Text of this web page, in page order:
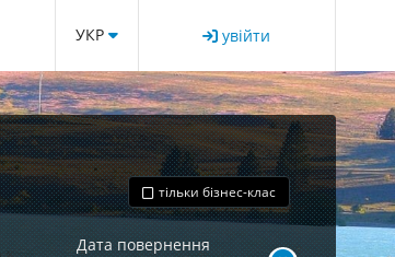
УКР увійти
тільки бізнес-клас
Дата повернення